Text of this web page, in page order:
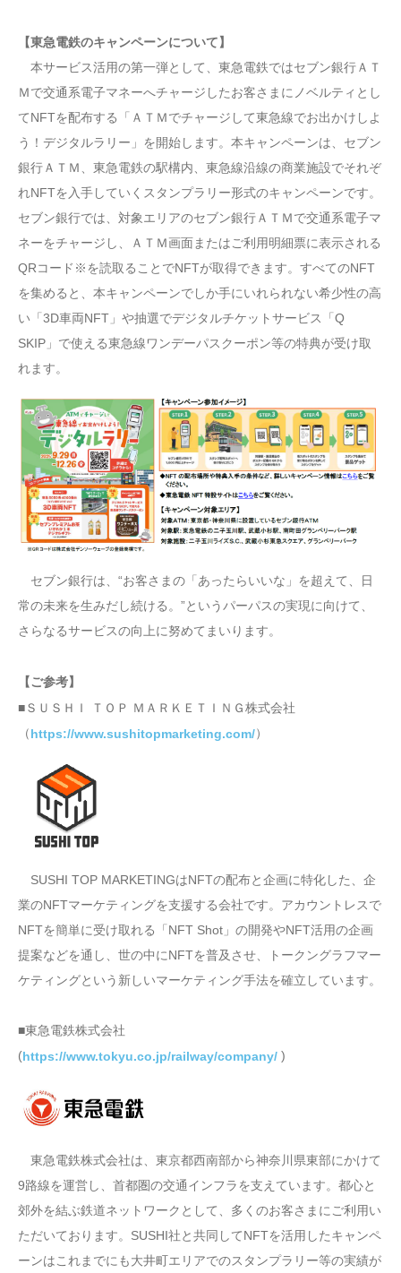
【東急電鉄のキャンペーンについて】
本サービス活用の第一弾として、東急電鉄ではセブン銀行ＡＴ
Ｍで交通系電子マネーへチャージしたお客さまにノベルティとし
てNFTを配布する「ＡＴＭでチャージして東急線でお出かけしよ
う！デジタルラリー」を開始します。本キャンペーンは、セブン
銀行ＡＴＭ、東急電鉄の駅構内、東急線沿線の商業施設でそれぞ
れNFTを入手していくスタンプラリー形式のキャンペーンです。
セブン銀行では、対象エリアのセブン銀行ＡＴＭで交通系電子マ
ネーをチャージし、ＡＴＭ画面またはご利用明細票に表示される
QRコード※を読取ることでNFTが取得できます。すべてのNFT
を集めると、本キャンペーンでしか手にいれられない希少性の高
い「3D車両NFT」や抽選でデジタルチケットサービス「Q
SKIP」で使える東急線ワンデーパスクーポン等の特典が受け取
れます。
セブン銀行は、“お客さまの「あったらいいな」を超えて、日
常の未来を生みだし続ける。”というパーパスの実現に向けて、
さらなるサービスの向上に努めてまいります。
【ご参考】
■ＳＵＳＨＩ ＴＯＰ ＭＡＲＫＥＴＩＮＧ株式会社
（https://www.sushitopmarketing.com/）
SUSHI TOP MARKETINGはNFTの配布と企画に特化した、企
業のNFTマーケティングを支援する会社です。アカウントレスで
NFTを簡単に受け取れる「NFT Shot」の開発やNFT活用の企画
提案などを通し、世の中にNFTを普及させ、トークングラフマー
ケティングという新しいマーケティング手法を確立しています。
■東急電鉄株式会社
(https://www.tokyu.co.jp/railway/company/ )
東急電鉄株式会社は、東京都西南部から神奈川県東部にかけて
9路線を運営し、首都圏の交通インフラを支えています。都心と
郊外を結ぶ鉄道ネットワークとして、多くのお客さまにご利用い
ただいております。SUSHI社と共同してNFTを活用したキャンペ
ーンはこれまでにも大井町エリアでのスタンプラリー等の実績が